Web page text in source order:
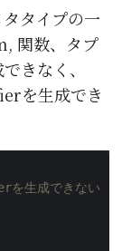
タイプの一
関数、タプ
きなく、
を生成でき
生成できない